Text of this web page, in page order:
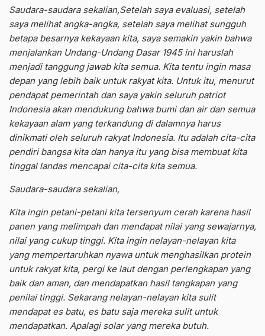
Saudara-saudara sekalian,Setelah saya evaluasi, setelah
saya melihat angka-angka, setelah saya melihat sungguh
betapa besarnya kekayaan kita, saya semakin yakin bahwa
menjalankan Undang-Undang Dasar 1945 ini haruslah
menjadi tanggung jawab kita semua. Kita tentu ingin masa
depan yang lebih baik untuk rakyat kita. Untuk itu, menurut
pendapat pemerintah dan saya yakin seluruh patriot
Indonesia akan mendukung bahwa bumi dan air dan semua
kekayaan alam yang terkandung di dalamnya harus
dinikmati oleh seluruh rakyat Indonesia. Itu adalah cita-cita
pendiri bangsa kita dan hanya itu yang bisa membuat kita
tinggal landas mencapai cita-cita kita semua.
Saudara-saudara sekalian,
Kita ingin petani-petani kita tersenyum cerah karena hasil
panen yang melimpah dan mendapat nilai yang sewajarnya,
nilai yang cukup tinggi. Kita ingin nelayan-nelayan kita
yang mempertaruhkan nyawa untuk menghasilkan protein
untuk rakyat kita, pergi ke laut dengan perlengkapan yang
baik dan aman, dan mendapatkan hasil tangkapan yang
penilai tinggi. Sekarang nelayan-nelayan kita sulit
mendapat es batu, es batu saja mereka sulit untuk
mendapatkan. Apalagi solar yang mereka butuh.